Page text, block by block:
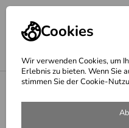
Cookies
Wir verwenden Cookies, um
Erlebnis zu bieten. Wenn Sie
stimmen Sie der Cookie-
Outdoor T-Shirts/Blusen/